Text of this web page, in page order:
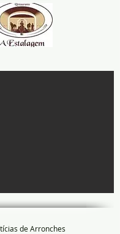
de Arronches